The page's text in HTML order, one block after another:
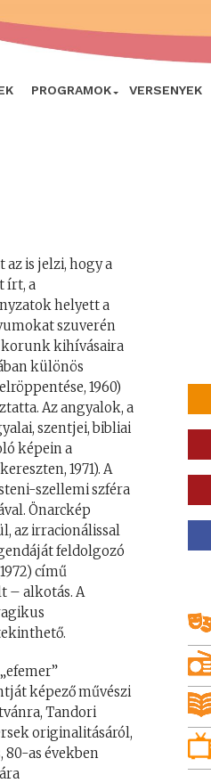
PROGRAMOK VERSENYEK
is jelzi, hogy a
írt, a
helyett a
szuverén
korunk kihívásaira
különös
1960)
Az angyalok, a
szentjei, bibliai
képein a
1971). A
szellemi szféra
Önarckép
az irracionálissal
feldolgozó
című
– alkotás. A
képező művészi
Tandori
originalitásáról,
as években